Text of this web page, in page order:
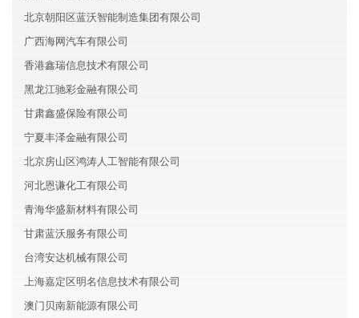
北京朝阳区蓝沃智能制造集团有限公司
广西海网汽车有限公司
香港鑫瑞信息技术有限公司
黑龙江驰彩金融有限公司
甘肃鑫盛保险有限公司
宁夏丰泽金融有限公司
北京房山区鸿涛人工智能有限公司
河北恩谦化工有限公司
青海华盛新材料有限公司
甘肃蓝沃服务有限公司
台湾安达机械有限公司
上海嘉定区明名信息技术有限公司
澳门贝南新能源有限公司